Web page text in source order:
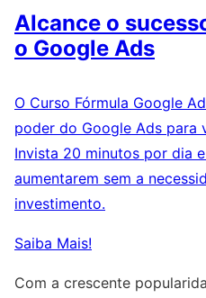
Alcance o
o Google Ads
O Curso Fórmula Google
poder do Google Ads para
Invista 20 minutos por dia
aumentarem sem a
investimento.
Saiba Mais!
Com a crescente